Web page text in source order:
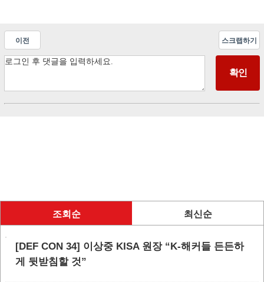
이전 스크랩하기
조회순 최신순
[DEF CON 34] 이상중 KISA 원장 “K-해커들 든든하
게 뒷받침할 것”